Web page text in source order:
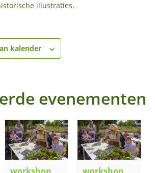
illustraties.
kalender
evenementen